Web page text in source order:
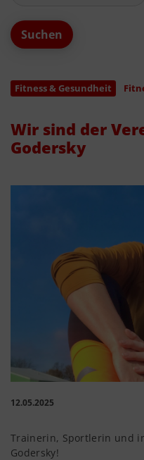
Fitness & Gesundheit
Wir sind der
Godersky
12.05.2025
Trainerin, Sportlerin und
Godersky!